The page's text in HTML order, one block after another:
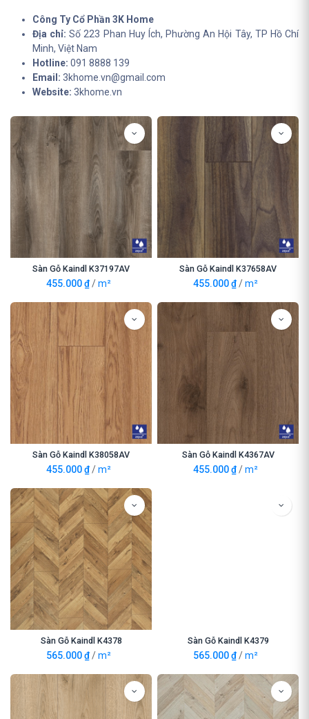
Công Ty Cổ Phần 3K Home
Địa chỉ: Số 223 Phan Huy Ích, Phường An Hội Tây, TP Hồ Chí
Minh, Việt Nam
Hotline: 091 8888 139
Email: 3khome.vn@gmail.com
Website: 3khome.vn
Sàn Gỗ Kaindl K37197AV
455.000₫ /m²
Sàn Gỗ Kaindl K37658AV
455.000₫ /m²
Sàn Gỗ Kaindl K38058AV
455.000₫ /m²
Sàn Gỗ Kaindl K4367AV
455.000₫ /m²
Sàn Gỗ Kaindl K4378
565.000₫ /m²
Sàn Gỗ Kaindl K4379
565.000₫ /m²